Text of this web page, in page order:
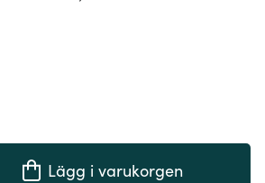
Lägg i varukorgen